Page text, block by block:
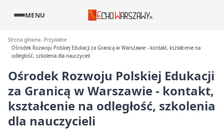
MENU
Strona główna
Przydatne
Ośrodek Rozwoju Polskiej Edukacji za Granicą w Warszawie - kontakt, kształcenie na
odległość, szkolenia dla nauczycieli
Ośrodek Rozwoju Polskiej Edukacji
za Granicą w Warszawie - kontakt,
kształcenie na odległość, szkolenia
dla nauczycieli